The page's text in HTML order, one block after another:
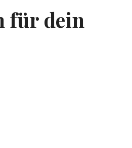
für dein